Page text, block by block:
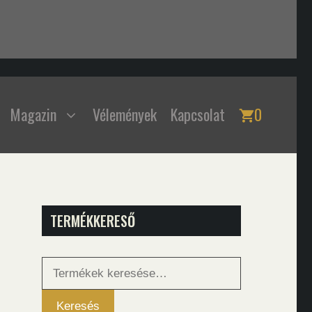
Magazin Vélemények Kapcsolat 0
TERMÉKKERESŐ
Keresés
Keresés